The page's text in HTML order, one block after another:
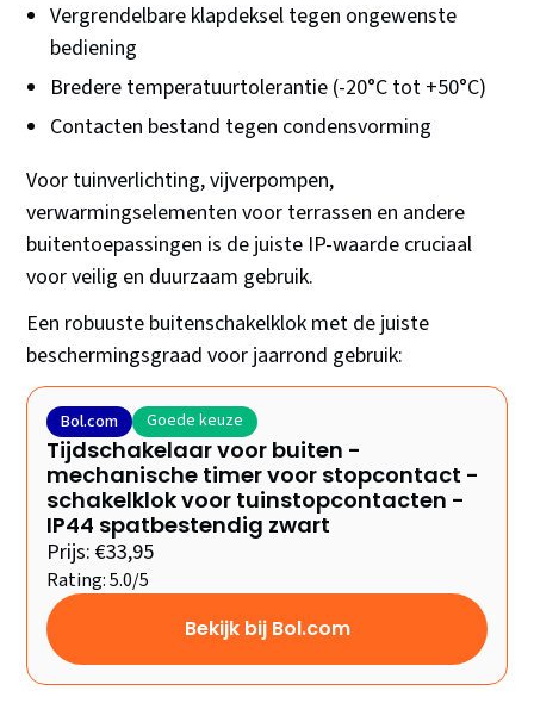
Vergrendelbare klapdeksel tegen ongewenste
bediening
Bredere temperatuurtolerantie (-20°C tot +50°C)
Contacten bestand tegen condensvorming
Voor tuinverlichting, vijverpompen,
verwarmingselementen voor terrassen en andere
buitentoepassingen is de juiste IP-waarde cruciaal
voor veilig en duurzaam gebruik.
Een robuuste buitenschakelklok met de juiste
beschermingsgraad voor jaarrond gebruik:
Bol.com Goede keuze
Tijdschakelaar voor buiten -
mechanische timer voor stopcontact -
schakelklok voor tuinstopcontacten -
IP44 spatbestendig zwart
Prijs: €33,95
Rating: 5.0/5
Bekijk bij Bol.com